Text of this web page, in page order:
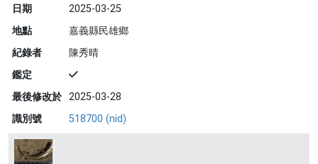
日期
2025-03-25
地點
嘉義縣民雄鄉
紀錄者
陳秀晴
鑑定
最後修改於 2025-03-28
識別號
518700 (nid)